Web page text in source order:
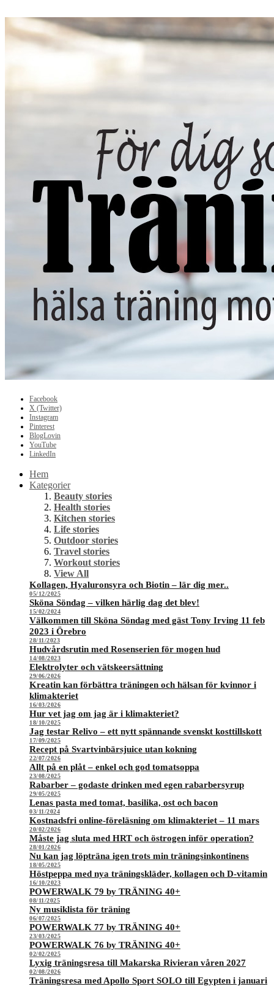
Facebook
X (Twitter)
Instagram
Pinterest
BlogLovin
YouTube
LinkedIn
Hem
Kategorier
Beauty stories
Health stories
Kitchen stories
Life stories
Outdoor stories
Travel stories
Workout stories
View All
Kollagen, Hyaluronsyra och Biotin – lär dig mer..
05/12/2025
Sköna Söndag – vilken härlig dag det blev!
15/02/2024
Välkommen till Sköna Söndag med gäst Tony Irving 11 feb
2023 i Örebro
28/11/2023
Hudvårdsrutin med Rosenserien för mogen hud
14/08/2023
Elektrolyter och vätskeersättning
29/06/2026
Kreatin kan förbättra träningen och hälsan för kvinnor i
klimakteriet
16/03/2026
Hur vet jag om jag är i klimakteriet?
18/10/2025
Jag testar Relivo – ett nytt spännande svenskt kosttillskott
17/09/2025
Recept på Svartvinbärsjuice utan kokning
22/07/2026
Allt på en plåt – enkel och god tomatsoppa
23/08/2025
Rabarber – godaste drinken med egen rabarbersyrup
29/05/2025
Lenas pasta med tomat, basilika, ost och bacon
03/11/2024
Kostnadsfri online-föreläsning om klimakteriet – 11 mars
20/02/2026
Måste jag sluta med HRT och östrogen inför operation?
28/01/2026
Nu kan jag löpträna igen trots min träningsinkontinens
18/05/2025
Höstpeppa med nya träningskläder, kollagen och D-vitamin
16/10/2023
POWERWALK 79 by TRÄNING 40+
08/11/2025
Ny musiklista för träning
06/07/2025
POWERWALK 77 by TRÄNING 40+
23/03/2025
POWERWALK 76 by TRÄNING 40+
02/02/2025
Lyxig träningsresa till Makarska Rivieran våren 2027
02/08/2026
Träningsresa med Apollo Sport SOLO till Egypten i januari